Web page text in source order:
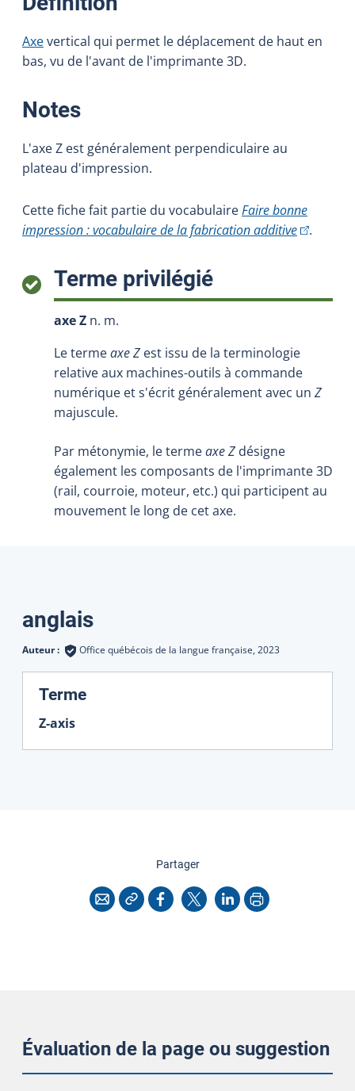
Axevertical qui permet le déplacement de haut en
bas, vu de l'avant de l'imprimante 3D.
Notes:
L'axe Z est généralement perpendiculaire au
plateau d'impression.
Cette fiche fait partie du vocabulaireFaire bonne
impression : vocabulaire de la fabrication additive(Cet
.
Terme privilégié:
axe Z n. m.
Le termeaxe Z est issu de la terminologie
relative aux machines-outils à commande
numérique et s'écrit généralement avec un Z
majuscule.
Par métonymie, le termeaxe Z désigne
également les composants de l'imprimante 3D
(rail, courroie, moteur, etc.) qui participent au
mouvement le long de cet axe.
Traductions
anglais
Auteur : Office québécois de la langue française, 2023
Terme:
Z-axis
Partagercette page
CourrielCopier l'adresse
Facebook
X LinkedInImprimer
Évaluation de la page ou suggestion